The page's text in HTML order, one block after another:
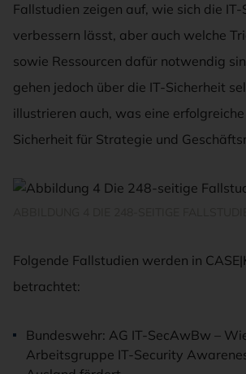
Fallstudien zeigen auf, wie sich die IT-
verbessern lässt, aber auch welche
sowie Ressourcen dafür notwendig
gehen jedoch über die IT-Sicherheit
illustrieren auch, was eine
Sicherheit für Strategie und
Folgende Fallstudien werden in
betrachtet:
Bundeswehr: AG IT-SecAwBw –
Arbeitsgruppe IT-Security